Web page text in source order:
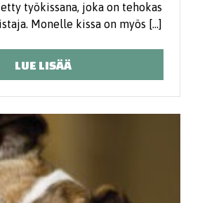
työkissana, joka on tehokas
Monelle kissa on myös […]
LUE LISÄÄ